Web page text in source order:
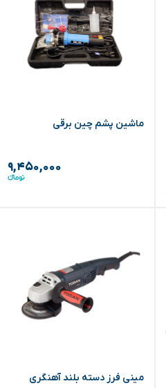
ماشین پشم چین برقی
۹,۴۵۰,۰۰۰
مینی فرز دسته بلند آهنگری